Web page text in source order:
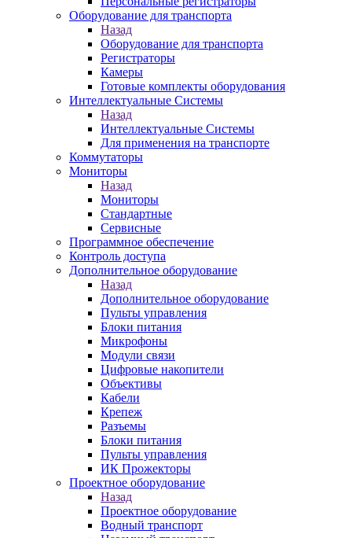
Оборудование для транспорта
Назад
Оборудование для транспорта
Регистраторы
Камеры
Готовые комплекты оборудования
Интеллектуальные Системы
Назад
Интеллектуальные Системы
Для применения на транспорте
Коммутаторы
Мониторы
Назад
Мониторы
Стандартные
Сервисные
Программное обеспечение
Контроль доступа
Дополнительное оборудование
Назад
Дополнительное оборудование
Пульты управления
Блоки питания
Микрофоны
Модули связи
Цифровые накопители
Объективы
Кабели
Крепеж
Разъемы
Блоки питания
Пульты управления
ИК Прожекторы
Проектное оборудование
Назад
Проектное оборудование
Водный транспорт